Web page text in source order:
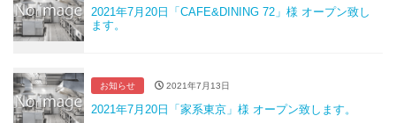
2021年7月20日「CAFE&DINING 72」様 オープン致し
ます。
お知らせ 2021年7月13日
2021年7月20日「家系東京」様 オープン致します。